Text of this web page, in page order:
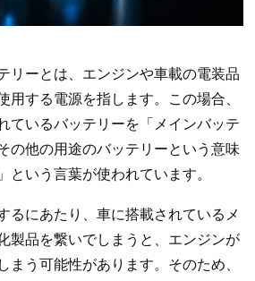
リーとは、エンジンや車載の電装品
用する電源を指します。この場合、
ているバッテリーを「メインバッテ
の他の用途のバッテリーという意味
という言葉が使われています。
るにあたり、車に搭載されているメ
製品を繋いでしまうと、エンジンが
まう可能性があります。そのため、